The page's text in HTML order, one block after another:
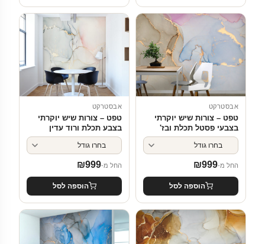
אבסטרקט
טפט – צורות שיש יוקרתי
בצבעי פסטל תכלת ובז'
החל מ- ₪999
הוספה לסל
אבסטרקט
טפט – צורות שיש יוקרתי
בצבע תכלת ורוד עדין
החל מ- ₪999
הוספה לסל